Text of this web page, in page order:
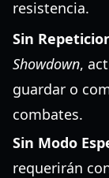
resistencia.
Sin
Showdown,
guardar o
combates.
Sin Modo
requerirán